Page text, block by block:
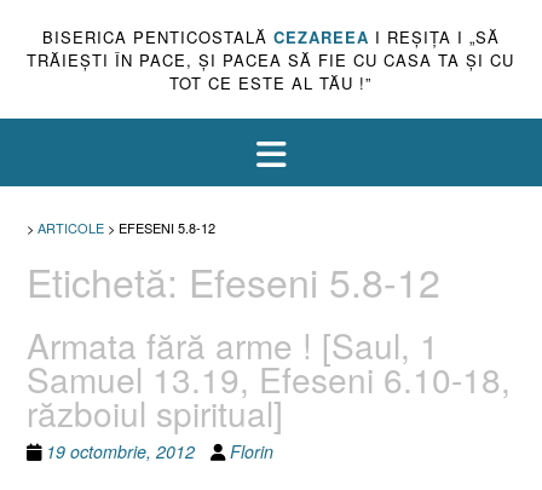
BISERICA PENTICOSTALĂ CEZAREEA I REŞIŢA I „SĂ
TRĂIEŞTI ÎN PACE, ŞI PACEA SĂ FIE CU CASA TA ŞI CU
TOT CE ESTE AL TĂU !”
> ARTICOLE > EFESENI 5.8-12
Etichetă: Efeseni 5.8-12
Armata fără arme ! [Saul, 1
Samuel 13.19, Efeseni 6.10-18,
războiul spiritual]
19 octombrie, 2012 Florin